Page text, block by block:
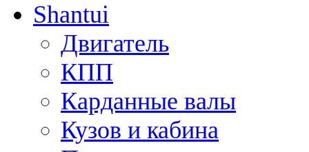
Shantui
Двигатель
КПП
Карданные валы
Кузов и кабина